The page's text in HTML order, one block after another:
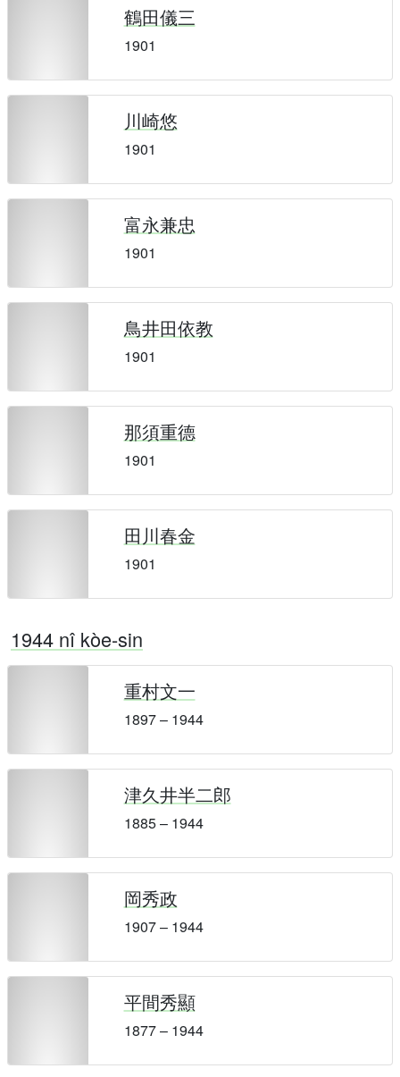
鶴田儀三
1901
川崎悠
1901
富永兼忠
1901
鳥井田依教
1901
那須重德
1901
田川春金
1901
1944 nî kòe-sin
重村文一
1897 – 1944
津久井半二郎
1885 – 1944
岡秀政
1907 – 1944
平間秀顯
1877 – 1944